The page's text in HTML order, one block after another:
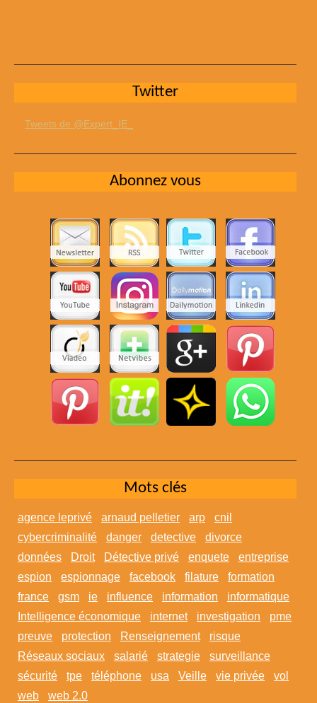
Twitter
Tweets de @Expert_IE_
Abonnez vous
Mots clés
agence leprivé arnaud pelletier arp
cnil
cybercriminalité
danger detective
divorce
données
Droit Détective privé enquete
entreprise
espion
espionnage facebook filature
formation
france
gsm ie influence information
informatique
Intelligence économique
internet investigation
pme
preuve
protection Renseignement
risque
Réseaux sociaux
salarié strategie
surveillance
sécurité
tpe téléphone usa Veille vie privée
vol
web
web 2.0